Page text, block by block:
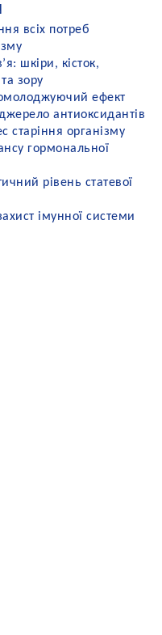
всіх потреб
шкіри, кісток,
зору
ефект
антиоксидантів
старіння організму
гормональної
рівень статевої
імунної системи